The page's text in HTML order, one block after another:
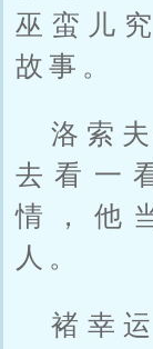
巫蛮儿
故事。
洛索
去看一
情，他
人。
褚幸